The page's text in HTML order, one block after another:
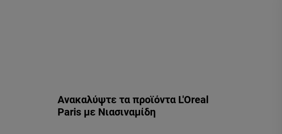
Ανακαλύψτε τα προϊόντα L'Oreal
Paris με Νιασιναμίδη